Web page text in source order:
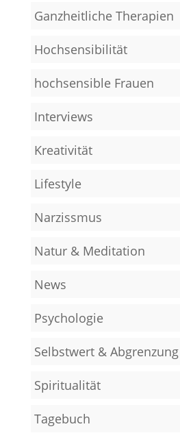
Ganzheitliche Therapien
Hochsensibilität
hochsensible Frauen
Interviews
Kreativität
Lifestyle
Narzissmus
Natur & Meditation
News
Psychologie
Selbstwert & Abgrenzung
Spiritualität
Tagebuch